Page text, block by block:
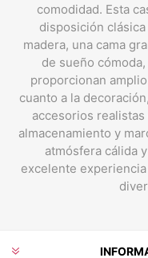
comodidad. Esta
disposición
madera, una cama
de sueño
proporcionan
cuanto a la
accesorios
almacenamiento y
atmósfera cálida
excelente